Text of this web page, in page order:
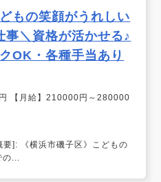
もの笑顔がうれしい
事＼資格が活かせる♪
OK・各種手当あり
【月給】210000円～280000
]: 《横浜市磯子区》こどもの
の...